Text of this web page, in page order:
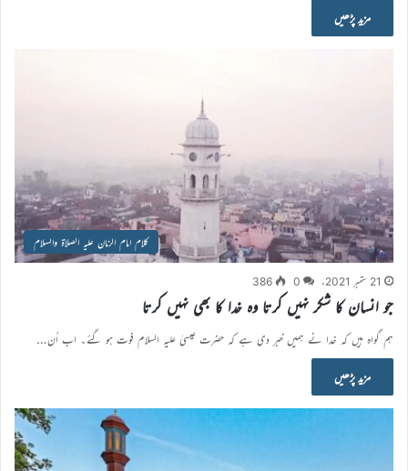
مزید پڑھیں
کلام امام الزمان علیہ الصلاۃ والسلام
21 ستمبر 2021ء 0
386
جو انسان کا شکر نہیں کرتا وہ خدا کا بھی نہیں کرتا
ہم گواہ ہیں کہ خدا نے ہمیں خبر دی ہے کہ حضرت عیسیٰ علیہ السلام فوت ہو گئے۔ اب اُن…
مزید پڑھیں